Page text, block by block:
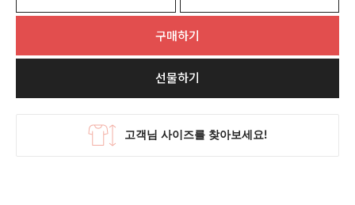
구매하기
선물하기